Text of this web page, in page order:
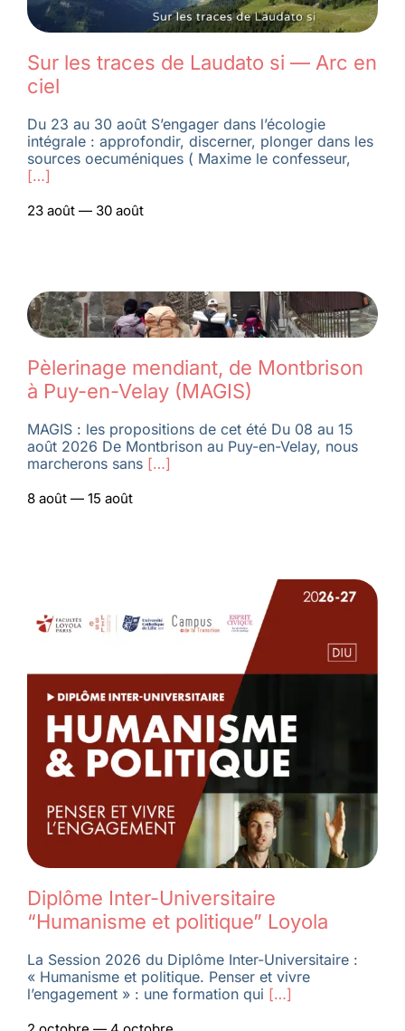
Membres
L’actu
Nous soutenir
Sur les traces de Laudato si — Arc en
ciel
Du 23 au 30 août S’engager dans l’écologie
intégrale : approfondir, discerner, plonger dans les
sources oecuméniques ( Maxime le confesseur,
[…]
23 août — 30 août
Pèlerinage mendiant, de Montbrison
à Puy-en-Velay (MAGIS)
MAGIS : les propositions de cet été Du 08 au 15
août 2026 De Montbrison au Puy-en-Velay, nous
marcherons sans[…]
8 août — 15 août
Diplôme Inter-Universitaire
“Humanisme et politique” Loyola
La Session 2026 du Diplôme Inter-Universitaire :
« Humanisme et politique. Penser et vivre
l’engagement » : une formation qui […]